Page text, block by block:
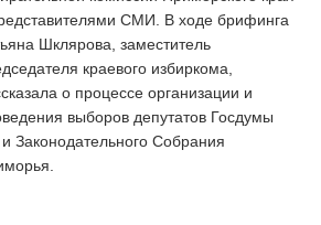
СМИ. В ходе брифинга
Шклярова, заместитель
краевого избиркома,
о процессе организации и
выборов депутатов Госдумы
Законодательного Собрания